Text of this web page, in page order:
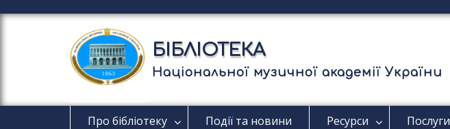
е
д
БІБЛІОТЕКА
Національної музичної академії України
Про бібліотеку Події та новини Ресурси Послуги